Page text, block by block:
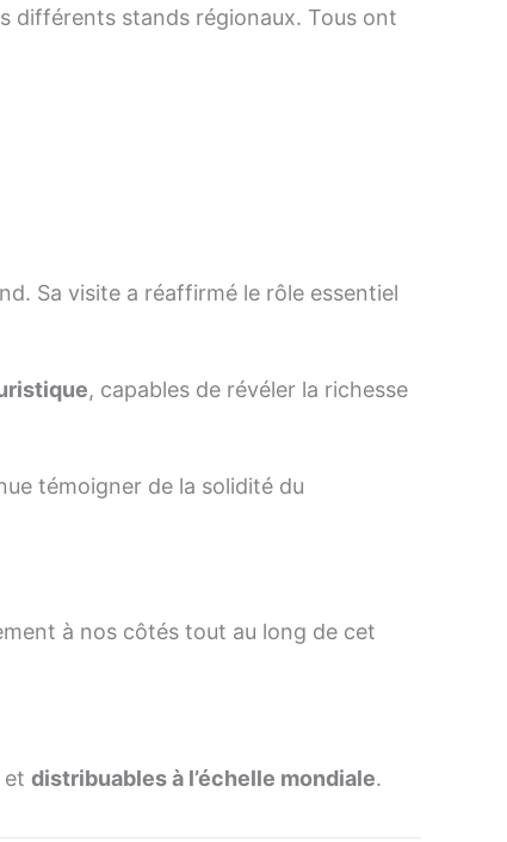
différents stands régionaux. Tous ont
Sa visite a réaffirmé le rôle essentiel
, capables de révéler la richesse
témoigner de la solidité du
à nos côtés tout au long de cet
distribuables à l’échelle mondiale.